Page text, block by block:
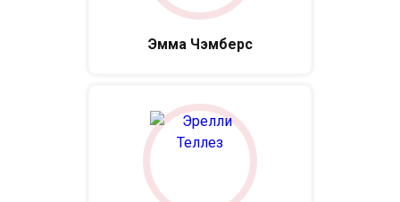
Эмма Чэмберс